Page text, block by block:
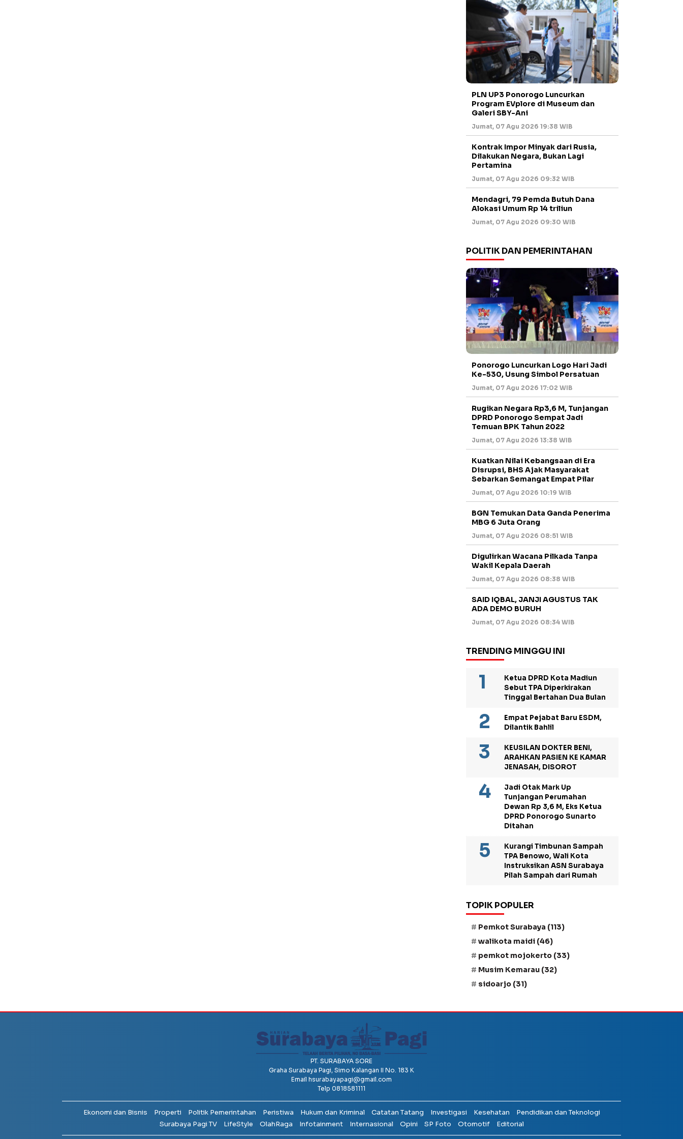
PLN UP3 Ponorogo Luncurkan
Program EVplore di Museum dan
Galeri SBY-Ani
Jumat, 07 Agu 2026 19:38 WIB
Kontrak Impor Minyak dari Rusia,
Dilakukan Negara, Bukan Lagi
Pertamina
Jumat, 07 Agu 2026 09:32 WIB
Mendagri, 79 Pemda Butuh Dana
Alokasi Umum Rp 14 triliun
Jumat, 07 Agu 2026 09:30 WIB
POLITIK DAN PEMERINTAHAN
Ponorogo Luncurkan Logo Hari Jadi
Ke-530, Usung Simbol Persatuan
Jumat, 07 Agu 2026 17:02 WIB
Rugikan Negara Rp3,6 M, Tunjangan
DPRD Ponorogo Sempat Jadi
Temuan BPK Tahun 2022
Jumat, 07 Agu 2026 13:38 WIB
Kuatkan Nilai Kebangsaan di Era
Disrupsi, BHS Ajak Masyarakat
Sebarkan Semangat Empat Pilar
Jumat, 07 Agu 2026 10:19 WIB
BGN Temukan Data Ganda Penerima
MBG 6 Juta Orang
Jumat, 07 Agu 2026 08:51 WIB
Digulirkan Wacana Pilkada Tanpa
Wakil Kepala Daerah
Jumat, 07 Agu 2026 08:38 WIB
SAID IQBAL, JANJI AGUSTUS TAK
ADA DEMO BURUH
Jumat, 07 Agu 2026 08:34 WIB
TRENDING MINGGU INI
Ketua DPRD Kota Madiun
Sebut TPA Diperkirakan
Tinggal Bertahan Dua Bulan
Empat Pejabat Baru ESDM,
Dilantik Bahlil
KEUSILAN DOKTER BENI,
ARAHKAN PASIEN KE KAMAR
JENASAH, DISOROT
Jadi Otak Mark Up
Tunjangan Perumahan
Dewan Rp 3,6 M, Eks Ketua
DPRD Ponorogo Sunarto
Ditahan
Kurangi Timbunan Sampah
TPA Benowo, Wali Kota
Instruksikan ASN Surabaya
Pilah Sampah dari Rumah
TOPIK POPULER
Pemkot Surabaya (113)
walikota maidi (46)
pemkot mojokerto (33)
Musim Kemarau (32)
sidoarjo (31)
PT. SURABAYA SORE
Graha Surabaya Pagi, Simo Kalangan II No. 183 K
Email hsurabayapagi@gmail.com
Telp 0818581111
Ekonomi dan Bisnis Properti Politik Pemerintahan Peristiwa Hukum dan Kriminal Catatan Tatang Investigasi Kesehatan
Pendidikan dan Teknologi
Surabaya Pagi TV
LifeStyle OlahRaga Infotainment Internasional Opini SP Foto Otomotif Editorial